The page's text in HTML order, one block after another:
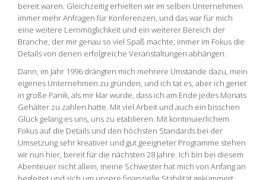
bereit waren. Gleichzeitig erhielten wir im selben Unternehmen
immer mehr Anfragen für Konferenzen, und das war für mich
eine weitere Lernmöglichkeit und ein weiterer Bereich der
Branche, der mir genau so viel Spaß machte; immer im Fokus die
Details von denen erfolgreiche Veranstaltungen abhängen.
Dann, im Jahr 1996 drängten mich mehrere Umstände dazu, mein
eigenes Unternehmen zu gründen, und ich tat es, aber ich geriet
in große Panik, als mir klar wurde, dass ich am Ende jedes Monats
Gehälter zu zahlen hatte. Mit viel Arbeit und auch ein bisschen
Glück gelang es uns, uns zu etablieren. Mit kontinuierlichem
Fokus auf die Details und den höchsten Standards bei der
Umsetzung sehr kreativer und gut geeigneter Programme stehen
wir nun hier, bereit für die nächsten 28 Jahre. Ich bin bei diesem
Abenteuer nicht allein, meine Schwester hat mich von Anfang an